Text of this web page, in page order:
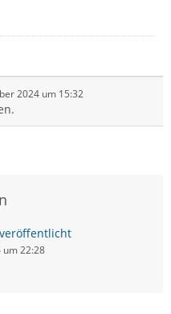
2024 um 15:32
um 22:28